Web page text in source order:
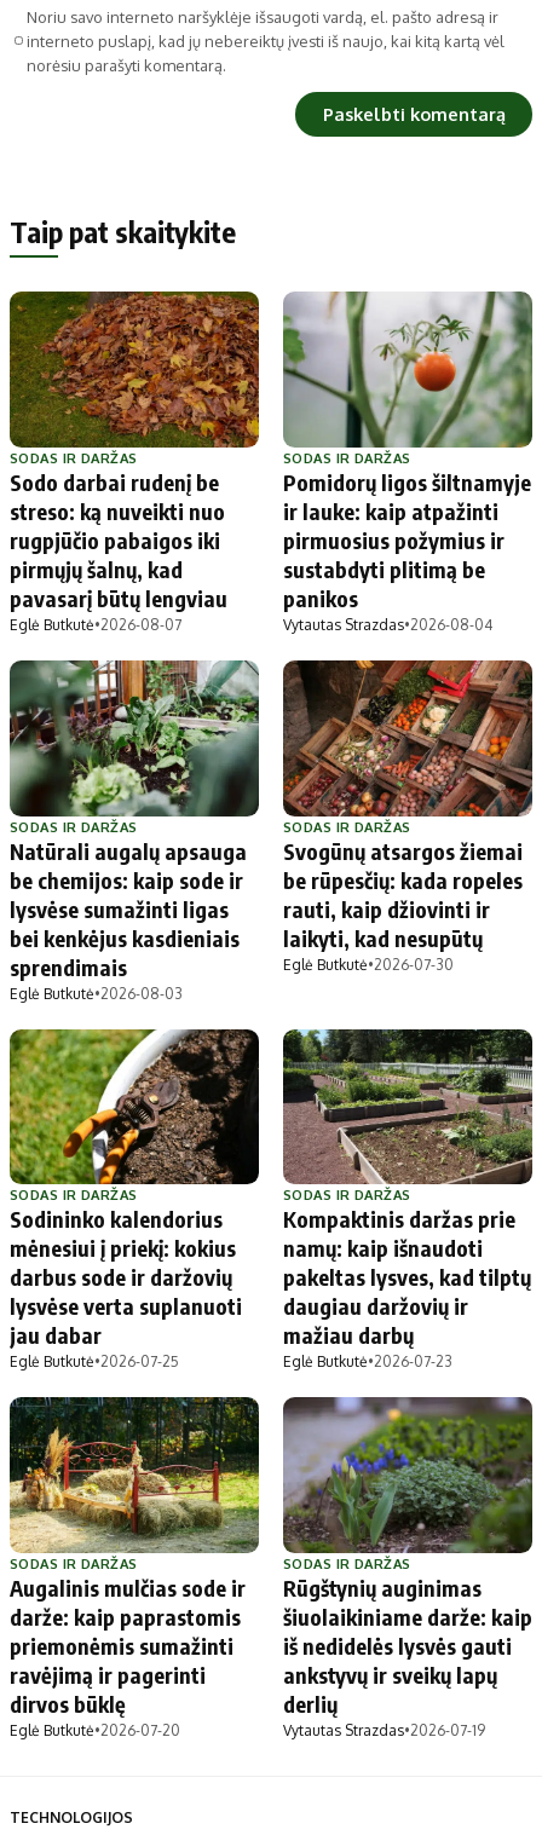
Noriu savo interneto naršyklėje išsaugoti vardą, el. pašto adresą ir
interneto puslapį, kad jų nebereiktų įvesti iš naujo, kai kitą kartą vėl
norėsiu parašyti komentarą.
Taip pat skaitykite
SODAS IR DARŽAS
Sodo darbai rudenį be
streso: ką nuveikti nuo
rugpjūčio pabaigos iki
pirmųjų šalnų, kad
pavasarį būtų lengviau
Eglė Butkutė•2026-08-07
SODAS IR DARŽAS
Pomidorų ligos šiltnamyje
ir lauke: kaip atpažinti
pirmuosius požymius ir
sustabdyti plitimą be
panikos
Vytautas Strazdas•2026-08-04
SODAS IR DARŽAS
Natūrali augalų apsauga
be chemijos: kaip sode ir
lysvėse sumažinti ligas
bei kenkėjus kasdieniais
sprendimais
Eglė Butkutė•2026-08-03
SODAS IR DARŽAS
Svogūnų atsargos žiemai
be rūpesčių: kada ropeles
rauti, kaip džiovinti ir
laikyti, kad nesupūtų
Eglė Butkutė•2026-07-30
SODAS IR DARŽAS
Sodininko kalendorius
mėnesiui į priekį: kokius
darbus sode ir daržovių
lysvėse verta suplanuoti
jau dabar
Eglė Butkutė•2026-07-25
SODAS IR DARŽAS
Kompaktinis daržas prie
namų: kaip išnaudoti
pakeltas lysves, kad tilptų
daugiau daržovių ir
mažiau darbų
Eglė Butkutė•2026-07-23
SODAS IR DARŽAS
Augalinis mulčias sode ir
darže: kaip paprastomis
priemonėmis sumažinti
ravėjimą ir pagerinti
dirvos būklę
Eglė Butkutė•2026-07-20
SODAS IR DARŽAS
Rūgštynių auginimas
šiuolaikiniame darže: kaip
iš nedidelės lysvės gauti
ankstyvų ir sveikų lapų
derlių
Vytautas Strazdas•2026-07-19
TECHNOLOGIJOS